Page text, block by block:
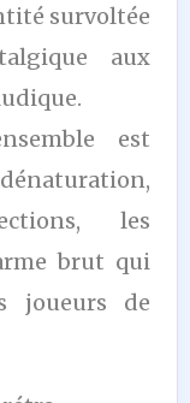
survoltée
aux
est
les
brut qui
joueurs de